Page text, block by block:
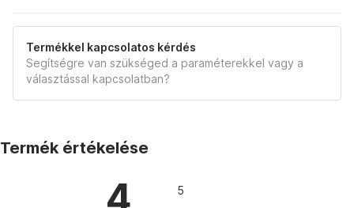
Termékkel kapcsolatos kérdés
Segítségre van szükséged a paraméterekkel vagy a
választással kapcsolatban?
Termék értékelése
4 5